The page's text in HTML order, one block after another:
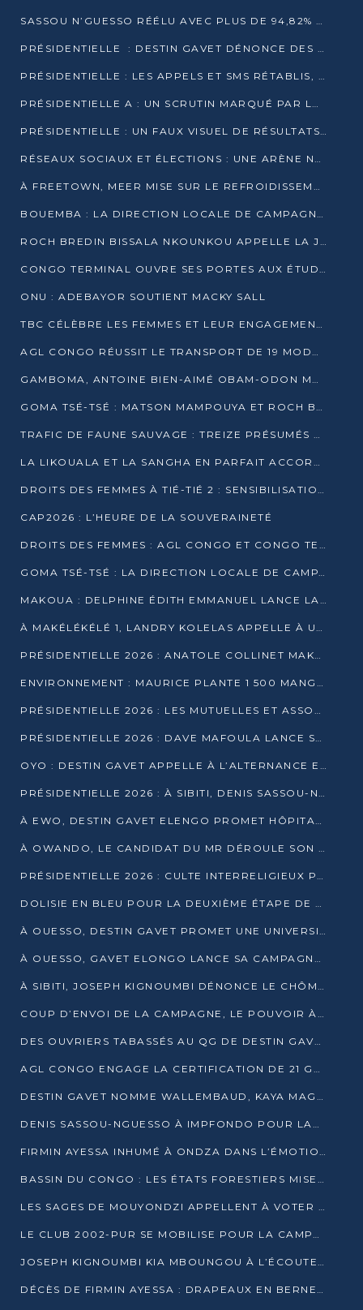
SASSOU N’GUESSO RÉÉLU AVEC PLUS DE 94,82% DES VOIX
PRÉSIDENTIELLE : DESTIN GAVET DÉNONCE DES IRRÉGULARITÉS ET REVENDIQUE LA VICTOIRE
PRÉSIDENTIELLE : LES APPELS ET SMS RÉTABLIS, INTERNET RESTE BLOQUÉ
PRÉSIDENTIELLE A : UN SCRUTIN MARQUÉ PAR LA COUPURE D’INTERNET ET UNE AFFLUENCE TIMIDE À BRAZZAVILLE
PRÉSIDENTIELLE : UN FAUX VISUEL DE RÉSULTATS CIRCULE
RÉSEAUX SOCIAUX ET ÉLECTIONS : UNE ARÈNE NUMÉRIQUE EN PLEINE MUTATION AU CONGO
À FREETOWN, MEER MISE SUR LE REFROIDISSEMENT PASSIF FACE À LA CHALEUR EXTRÊME
BOUEMBA : LA DIRECTION LOCALE DE CAMPAGNE DE DENIS SASSOU N’GUESSO MULTIPLIE LES ACTIVITÉS DE MOBILISATION
ROCH BREDIN BISSALA NKOUNKOU APPELLE LA JEUNESSE DE GOMA TSÉ-TSÉ À UN VOTE MASSIF POUR DENIS SASSOU NGUESSO
CONGO TERMINAL OUVRE SES PORTES AUX ÉTUDIANTS EN TRANSPORT ET LOGISTIQUE
ONU : ADEBAYOR SOUTIENT MACKY SALL
TBC CÉLÈBRE LES FEMMES ET LEUR ENGAGEMENT À L’OCCASION DU 8 MARS
AGL CONGO RÉUSSIT LE TRANSPORT DE 19 MODULES HORS GABARIT ENTRE POINTE-NOIRE ET BRAZZAVILLE
GAMBOMA, ANTOINE BIEN-AIMÉ OBAM-ODON MOBILISE LES 32 148 ÉLECTEURS EN FAVEUR DE DENIS SASSOU NGUESSO
GOMA TSÉ-TSÉ : MATSON MAMPOUYA ET ROCH BREDIN BISSALA NKOUNKOU EN CAMPAGNE DE PROXIMITÉ
TRAFIC DE FAUNE SAUVAGE : TREIZE PRÉSUMÉS TRAFIQUANTS INTERPELLÉS AU CONGO EN 2025
LA LIKOUALA ET LA SANGHA EN PARFAIT ACCORD AVEC LE PROJET DE SOCIÉTÉ DU CANDIDAT DENIS SASSOU-N’GUESSO
DROITS DES FEMMES À TIÉ-TIÉ 2 : SENSIBILISATION ET PÉDAGOGIE SUR LE DROIT DE VOTE
CAP2026 : L’HEURE DE LA SOUVERAINETÉ
DROITS DES FEMMES : AGL CONGO ET CONGO TERMINAL METTENT EN AVANT LE LEADERSHIP FÉMININ
GOMA TSÉ-TSÉ : LA DIRECTION LOCALE DE CAMPAGNE INTENSIFIE LA SENSIBILISATION DANS LES VILLAGES
MAKOUA : DELPHINE ÉDITH EMMANUEL LANCE LA CAMPAGNE POUR DENIS SASSOU-N’GUESSO
À MAKÉLÉKÉLÉ 1, LANDRY KOLELAS APPELLE À UNE MOBILISATION MASSIVE EN FAVEUR DE DENIS SASSOU-N’GUESSO
PRÉSIDENTIELLE 2026 : ANATOLE COLLINET MAKOSSO DÉFEND LE PROJET DE SOCIÉTÉ DE DENIS SASSOU NGUESSO
ENVIRONNEMENT : MAURICE PLANTE 1 500 MANGROVES POUR HONORER WANGARI MAATHAI
PRÉSIDENTIELLE 2026 : LES MUTUELLES ET ASSOCIATIONS S’IMPLIQUENT DANS LA CAMPAGNE ÉLECTORALE À TIÉ-TIÉ 2 (POINTE-NOIRE)
PRÉSIDENTIELLE 2026 : DAVE MAFOULA LANCE SA « VAGUE DU NOUVEAU DÉPART » À IMPFONDO
OYO : DESTIN GAVET APPELLE À L’ALTERNANCE ET À LA RESPONSABILITÉ DE LA JEUNESSE
PRÉSIDENTIELLE 2026 : À SIBITI, DENIS SASSOU-N’GUESSO PARIE SUR LES RESSOURCES DE LA LEKOUMOU
À EWO, DESTIN GAVET ELENGO PROMET HÔPITAL, CHEMIN DE FER ET AUDIT DES FINANCES PUBLIQUES
À OWANDO, LE CANDIDAT DU MR DÉROULE SON PROGRAMME DE “CHANGEMENT”
PRÉSIDENTIELLE 2026 : CULTE INTERRELIGIEUX POUR LA PAIX À OUENZÉ
DOLISIE EN BLEU POUR LA DEUXIÈME ÉTAPE DE CAMPAGNE DE DSN
À OUESSO, DESTIN GAVET PROMET UNE UNIVERSITÉ POUR LA SANGHA
À OUESSO, GAVET ELONGO LANCE SA CAMPAGNE SOUS LE SIGNE DU RENOUVEAU
À SIBITI, JOSEPH KIGNOUMBI DÉNONCE LE CHÔMAGE ET LES DÉFAILLANCES DE L’ÉTAT
COUP D’ENVOI DE LA CAMPAGNE, LE POUVOIR À POINTE-NOIRE, L’OPPOSITION À OUESSO ET SIBITI
DES OUVRIERS TABASSÉS AU QG DE DESTIN GAVET À 24 HEURES DE L’OUVERTURE DE LA CAMPAGNE
AGL CONGO ENGAGE LA CERTIFICATION DE 21 GRUTIERS AUX NORMES INTERNATIONALES
DESTIN GAVET NOMME WALLEMBAUD, KAYA MAGANE, BOUDZIKA ET MBOUSSA-ELLAH AUX COMMANDES DE SA CAMPAGNE
DENIS SASSOU-NGUESSO À IMPFONDO POUR LANCER LE CORRIDOR 13
FIRMIN AYESSA INHUMÉ À ONDZA DANS L’ÉMOTION ET LE RECUEILLEMENT
BASSIN DU CONGO : LES ÉTATS FORESTIERS MISENT SUR LES MARCHÉS CARBONE
LES SAGES DE MOUYONDZI APPELLENT À VOTER DENIS SASSOU-NGUESSO
LE CLUB 2002-PUR SE MOBILISE POUR LA CAMPAGNE
JOSEPH KIGNOUMBI KIA MBOUNGOU À L’ÉCOUTE DE TALANGAÏ
DÉCÈS DE FIRMIN AYESSA : DRAPEAUX EN BERNE LUNDI